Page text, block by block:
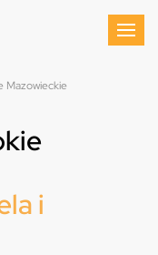
Mazowieckie
i